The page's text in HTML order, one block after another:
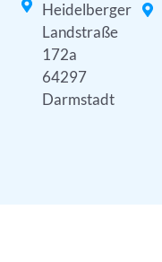
Heidelberger
Landstraße
172a
64297
Darmstadt